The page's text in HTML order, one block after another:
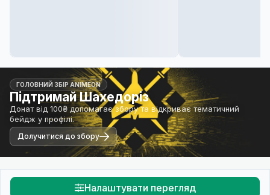
ГОЛОВНИЙ ЗБІР ANIMEON
Підтримай Шахедоріз
Донат від 100₴ допомагає збору та відкриває тематичний
бейдж у профілі.
Долучитися до збору
Налаштувати перегляд